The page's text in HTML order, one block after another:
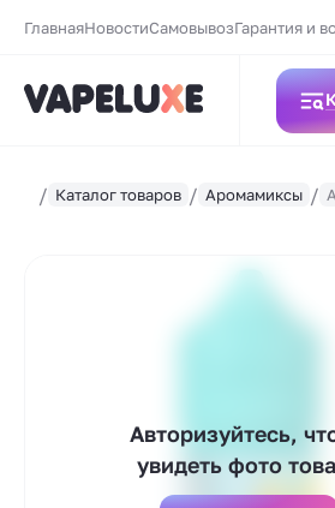
ГлавнаяНовостиСамовывозГарантия и
Каталог товаров Аромамиксы
Авторизуйтесь,
увидеть фото